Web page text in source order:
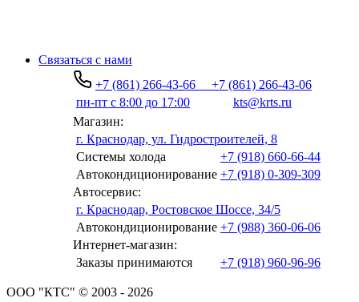
Связаться с нами
+7 (861) 266-43-66
+7 (861) 266-43-06
пн-пт с 8:00 до 17:00
kts@krts.ru
Магазин:
г. Краснодар, ул. Гидростроителей, 8
Системы холода
+7 (918) 660-66-44
Автокондиционирование +7 (918) 0-309-309
Автосервис:
г. Краснодар, Ростовское Шоссе, 34/5
Автокондиционирование +7 (988) 360-06-06
Интернет-магазин:
Заказы принимаются
+7 (918) 960-96-96
ООО "КТС" © 2003 - 2026